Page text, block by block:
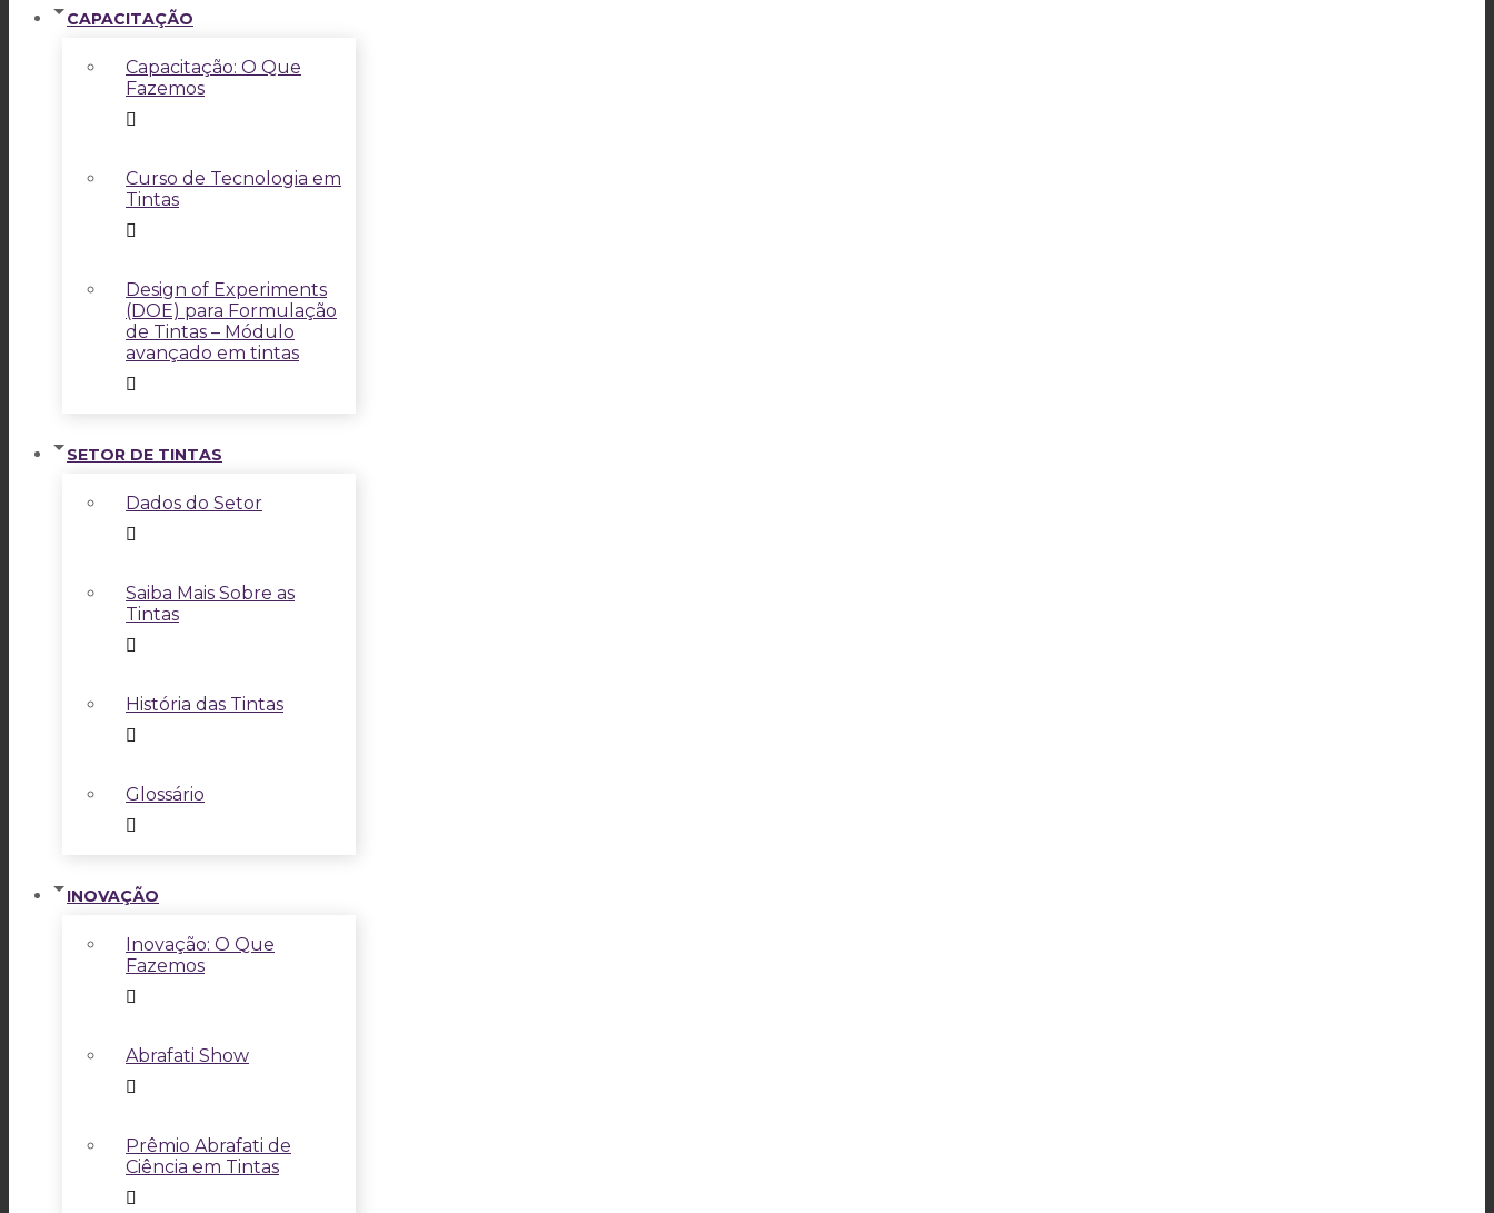
CAPACITAÇÃO
Capacitação: O Que
Fazemos
Curso de Tecnologia em
Tintas
Design of Experiments
(DOE) para Formulação
de Tintas – Módulo
avançado em tintas
SETOR DE TINTAS
Dados do Setor
Saiba Mais Sobre as
Tintas
História das Tintas
Glossário
INOVAÇÃO
Inovação: O Que
Fazemos
Abrafati Show
Prêmio Abrafati de
Ciência em Tintas